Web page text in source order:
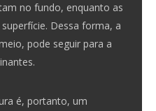
no fundo, enquanto as
Dessa forma, a
pode seguir para a
é, portanto, um